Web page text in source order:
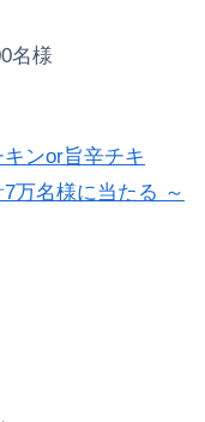
名様
ンor旨辛チキ
万名様に当たる ～